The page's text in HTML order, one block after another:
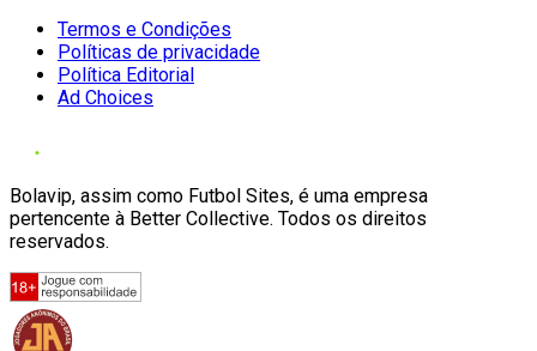
Termos e Condições
Políticas de privacidade
Política Editorial
Ad Choices
Bolavip, assim como Futbol Sites, é uma empresa
pertencente à Better Collective. Todos os direitos
reservados.